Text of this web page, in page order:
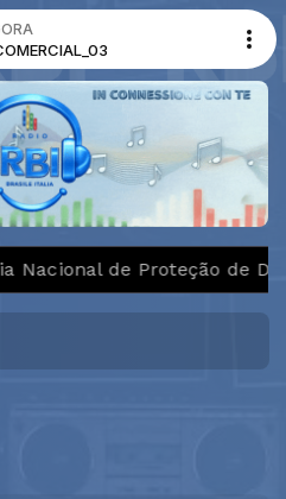
Proteção de Dados